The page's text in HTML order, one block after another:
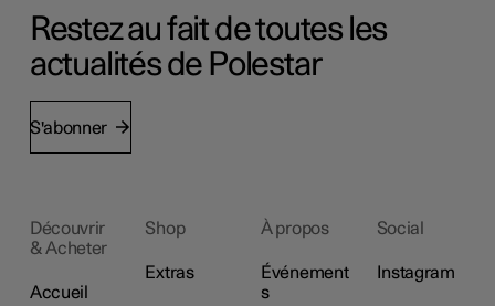
Restez au fait de toutes les
actualités de Polestar
S'abonner
Découvrir
& Acheter
Accueil
Shop
Extras
À propos
Événement
s
Social
Instagram